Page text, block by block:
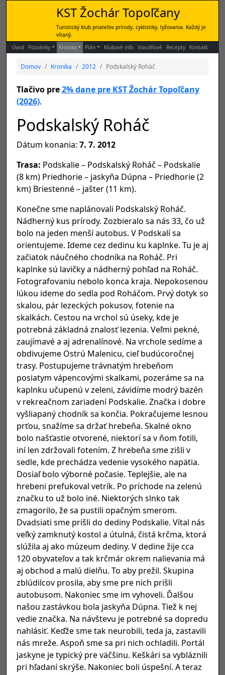
KST Žochár Topoľčany
Turistický klub priateľov prírody, cyklistiky, lyžovania. Každý je
vítaný.
Úvod
Pozvánky Kronika Plán Klubové info Viacdňové Recepty Kontakt
Domov Kronika 2012 Podskalský Roháč
Tlačivo pre2% dane pre KST Žochár Topoľčany
(2026).
Podskalský Roháč
Dátum konania: 7. 7. 2012
Trasa: Podskalie – Podskalský Roháč – Podskalie
(8 km) Priedhorie – jaskyňa Dúpna – Priedhorie (2
km) Briestenné – jašter (11 km).
Konečne sme naplánovali Podskalský Roháč.
Nádherný kus prírody. Zozbieralo sa nás 33, čo už
bolo na jeden menší autobus. V Podskalí sa
orientujeme. Ideme cez dedinu ku kaplnke. Tu je aj
začiatok náučného chodníka na Roháč. Pri
kaplnke sú lavičky a nádherný pohľad na Roháč.
Fotografovaniu nebolo konca kraja. Nepokosenou
lúkou ideme do sedla pod Roháčom. Prvý dotyk so
skalou, pár lezeckých pokusov, fotenie na
skalkách. Cestou na vrchol sú úseky, kde je
potrebná základná znalosť lezenia. Veľmi pekné,
zaujímavé a aj adrenalínové. Na vrchole sedíme a
obdivujeme Ostrú Malenicu, cieľ budúcoročnej
trasy. Postupujeme trávnatým hrebeňom
posiatym vápencovými skalkami, pozeráme sa na
kaplnku učupenú v zeleni, závidíme modrý bazén
v rekreačnom zariadení Podskalie. Značka i dobre
vyšliapaný chodník sa končia. Pokračujeme lesnou
prťou, snažíme sa držať hrebeňa. Skalné okno
bolo našťastie otvorené, niektorí sa v ňom fotili,
iní len zdržovali fotením. Z hrebeňa sme zišli v
sedle, kde prechádza vedenie vysokého napätia.
Dosiaľ bolo výborné počasie. Teplejšie, ale na
hrebeni prefukoval vetrík. Po príchode na zelenú
značku to už bolo iné. Niektorých slnko tak
zmagorilo, že sa pustili opačným smerom.
Dvadsiati sme prišli do dediny Podskalie. Vítal nás
veľký zamknutý kostol a útulná, čistá krčma, ktorá
slúžila aj ako múzeum dediny. V dedine žije cca
120 obyvateľov a tak krčmár okrem nalievania má
aj obchod a malú dielňu. To aby prežil. Skupina
zblúdilcov prosila, aby sme pre nich prišli
autobusom. Nakoniec sme im vyhoveli. Ďalšou
našou zastávkou bola jaskyňa Dúpna. Tiež k nej
vedie značka. Na návštevu je potrebné sa dopredu
nahlásiť. Keďže sme tak neurobili, teda ja, zastavili
nás mreže. Aspoň sme sa pri nich ochladili. Portál
jaskyne je typický pre väčšinu. Keškári sa vybláznili
pri hľadaní skrýše. Nakoniec boli úspešní. A teraz